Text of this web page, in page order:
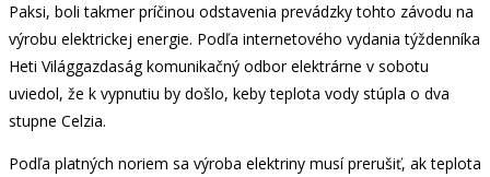
Paksi, boli takmer príčinou odstavenia prevádzky tohto závodu na
výrobu elektrickej energie. Podľa internetového vydania týždenníka
Heti Világgazdaság komunikačný odbor elektrárne v sobotu
uviedol, že k vypnutiu by došlo, keby teplota vody stúpla o dva
stupne Celzia.
Podľa platných noriem sa výroba elektriny musí prerušiť, ak teplota